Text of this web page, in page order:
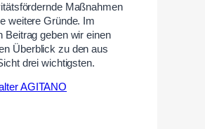
Maßnahmen
weitere Gründe. Im
Beitrag geben wir einen
Überblick zu den aus
drei wichtigsten.